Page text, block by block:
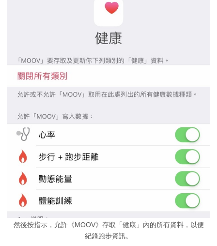
然後按指示，允許《MOOV》存取「健康」內的所有資料，以便
紀錄跑步資訊。